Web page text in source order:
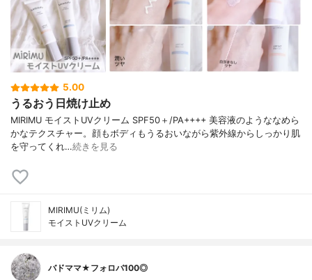
5.00
うるおう日焼け止め
MIRIMU モイストUVクリーム SPF50＋/PA++++ 美容液のようななめら
かなテクスチャー。顔もボディもうるおいながら紫外線からしっかり肌
を守ってくれ…続きを見る
MIRIMU(ミリム)
モイストUVクリーム
バドママ★フォロバ100◎